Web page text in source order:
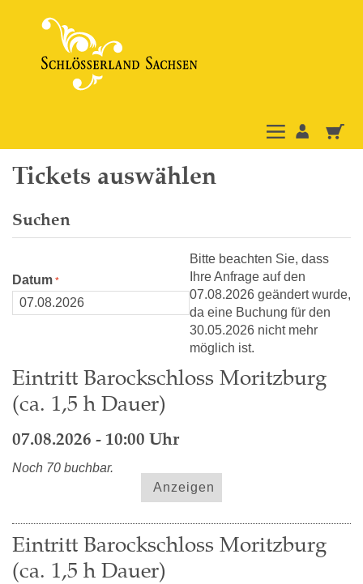
Tickets auswählen
Suchen
Datum
Bitte beachten Sie, dass
Ihre Anfrage auf den
07.08.2026 geändert wurde,
da eine Buchung für den
30.05.2026 nicht mehr
möglich ist.
Eintritt Barockschloss Moritzburg
(ca. 1,5 h Dauer)
07.08.2026 - 10:00 Uhr
Noch 70 buchbar.
Anzeigen
Eintritt Barockschloss Moritzburg
(ca. 1,5 h Dauer)